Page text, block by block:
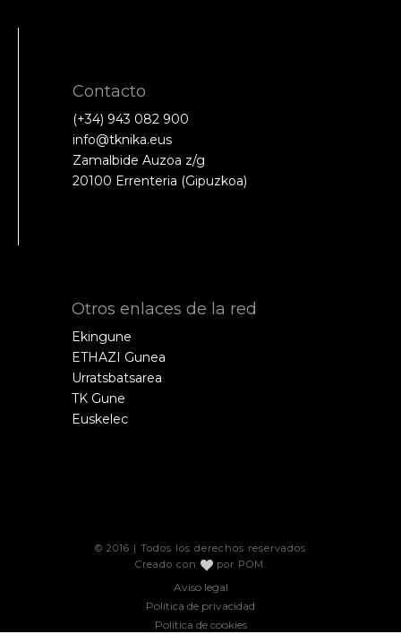
Contacto
(+34) 943 082 900
info@tknika.eus
Zamalbide Auzoa z/g
20100 Errenteria (Gipuzkoa)
Otros enlaces de la red
Ekingune
ETHAZI Gunea
Urratsbatsarea
TK Gune
Euskelec
© 2016 | Todos los derechos reservados
Creado con
por POM
Aviso legal
Política de privacidad
Política de cookies